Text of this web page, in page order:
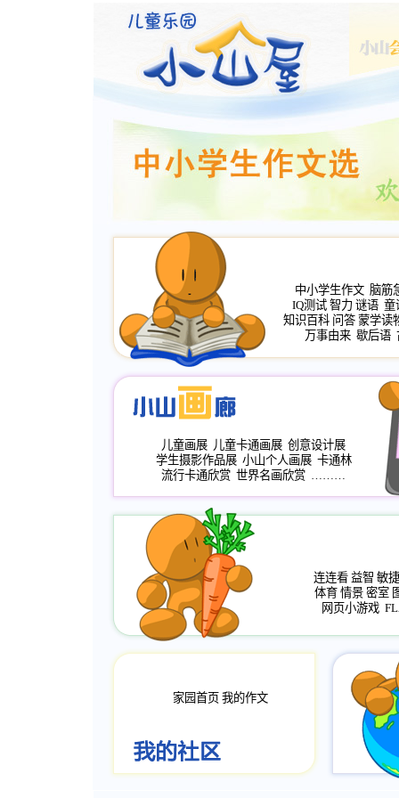
中小学生作文 脑筋
IQ测试 智力 谜语 童
知识百科 问答 蒙学读
万事由来 歇后语
儿童画展 儿童卡通画展 创意设计展
学生摄影作品展 小山个人画展 卡通林
流行卡通欣赏 世界名画欣赏 ………
连连看 益智 敏捷
体育 情景 密室
网页小游戏
家园首页 我的作文